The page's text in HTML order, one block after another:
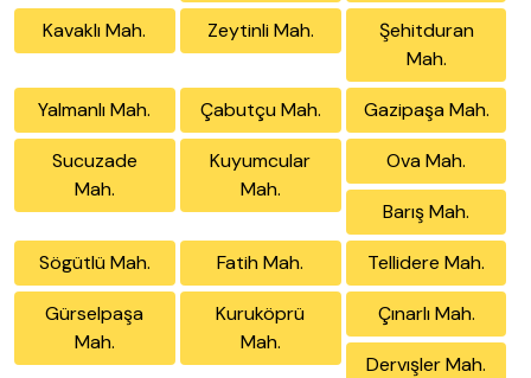
Kavaklı Mah. Zeytinli Mah.
Şehitduran
Mah.
Yalmanlı Mah. Çabutçu Mah. Gazipaşa Mah.
Sucuzade
Mah.
Kuyumcular
Mah.
Ova Mah.
Barış Mah.
Sögütlü Mah. Fatih Mah. Tellidere Mah.
Gürselpaşa
Mah.
Kuruköprü
Mah.
Çınarlı Mah.
Dervışler Mah.